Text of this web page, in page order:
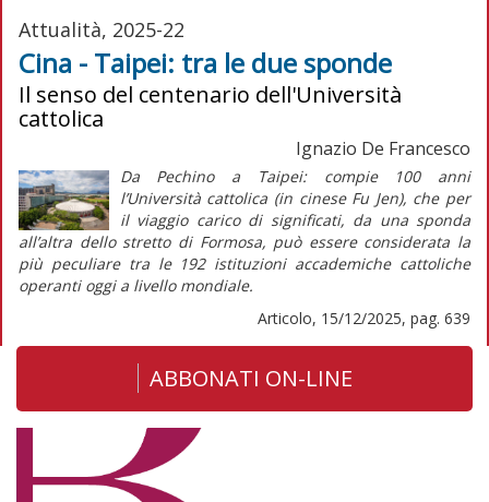
Attualità, 2025-22
Cina - Taipei: tra le due sponde
Il senso del centenario dell'Università
cattolica
Ignazio De Francesco
Da Pechino a Taipei: compie 100 anni
l’Università cattolica (in cinese Fu Jen), che per
il viaggiocarico di significati, da una sponda
all’altra dello stretto di Formosa, può essere considerata la
più peculiare tra le 192 istituzioni accademiche cattoliche
operanti oggi a livello mondiale.
Articolo, 15/12/2025, pag. 639
ABBONATI ON-LINE